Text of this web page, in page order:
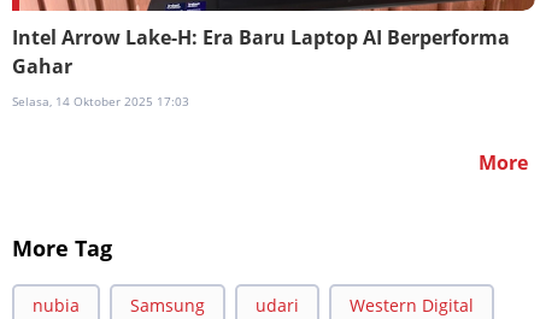
Intel Arrow Lake-H: Era Baru Laptop AI Berperforma
Gahar
Selasa, 14 Oktober 2025 17:03
More
More Tag
nubia Samsung udari Western Digital